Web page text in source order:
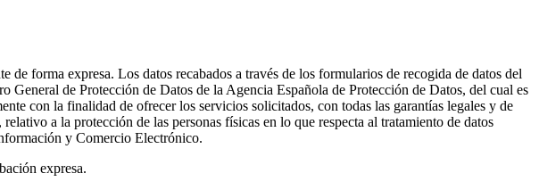
forma expresa. Los datos recabados a través de los formularios de recogida de datos del
de Protección de Datos de la Agencia Española de Protección de Datos, del cual es
con la finalidad de ofrecer los servicios solicitados, con todas las garantías legales y de
a la protección de las personas físicas en lo que respecta al tratamiento de datos
y Comercio Electrónico.
expresa.